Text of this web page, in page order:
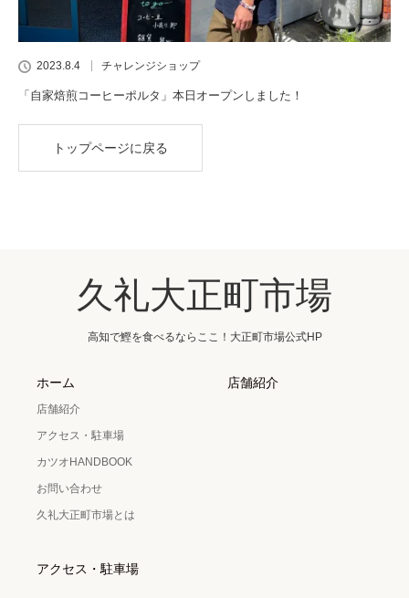
2023.8.4 チャレンジショップ
「自家焙煎コーヒーポルタ」本日オープンしました！
トップページに戻る
久礼大正町市場
高知で鰹を食べるならここ！大正町市場公式HP
ホーム
店舗紹介
アクセス・駐車場
カツオHANDBOOK
お問い合わせ
久礼大正町市場とは
店舗紹介
アクセス・駐車場